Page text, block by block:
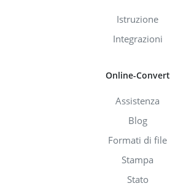
Istruzione
Integrazioni
Online-Convert
Assistenza
Blog
Formati di file
Stampa
Stato